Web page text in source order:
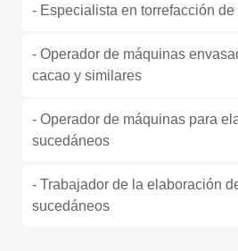
- Especialista en torrefacción de
- Operador de máquinas
cacao y similares
- Operador de máquinas para
sucedáneos
- Trabajador de la elaboración
sucedáneos